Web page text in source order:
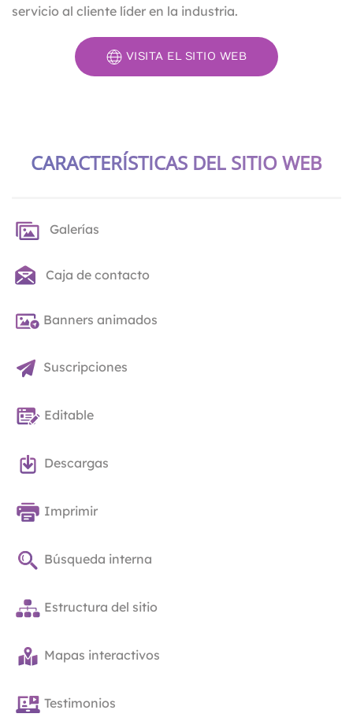
servicio al cliente líder en la industria.
VISITA EL SITIO WEB
CARACTERÍSTICAS DEL SITIO WEB
Galerías
Caja de contacto
Banners animados
Suscripciones
Editable
Descargas
Imprimir
Búsqueda interna
Estructura del sitio
Mapas interactivos
Testimonios